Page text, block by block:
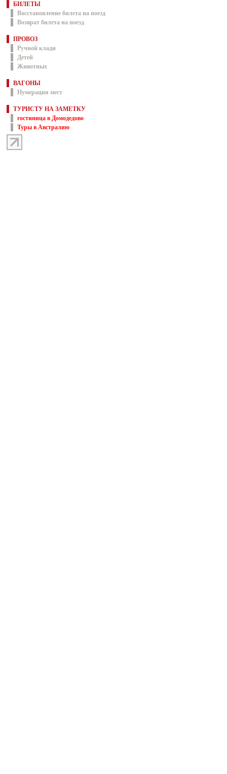
БИЛЕТЫ
Восстановление билета на поезд
Возврат билета на поезд
ПРОВОЗ
Ручной клади
Детей
Животных
ВАГОНЫ
Нумерация мест
ТУРИСТУ НА ЗАМЕТКУ
гостиница в Домодедово
Туры в Австралию